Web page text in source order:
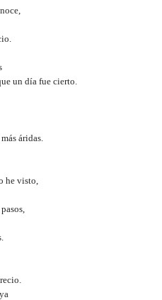
un día fue cierto.
áridas.
he visto,